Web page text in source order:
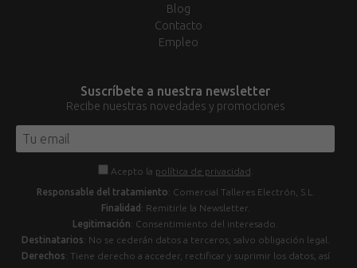
Blog
Contacto
Empleo
Suscríbete a nuestra newsletter
Recibe nuestras novedades y promociones
Acepto la política de privacidad
Responsable del tratamiento: Comercial Talleres Electrón, S.L.
Finalidad : Remitirle la Newsletter.
Legitimación: Consentimiento del interesado.
Destinatarios: No se cederán datos a terceros, salvo obligación legal.
Derechos: Tiene derecho a acceder, rectificar y suprimir los datos, así